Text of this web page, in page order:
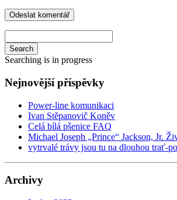
Search
Searching is in progress
Nejnovější příspěvky
Power-line komunikaci
Ivan Stěpanovič Koněv
Celá bílá pšenice FAQ
Michael Joseph „Prince“ Jackson, Jr.
vytrvalé trávy jsou tu na dlouhou trať-
Archivy